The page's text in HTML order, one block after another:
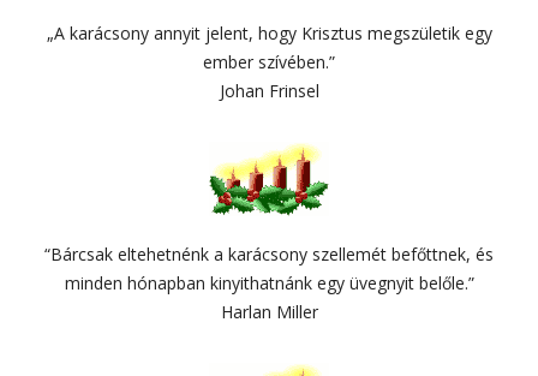
„A karácsony annyit jelent, hogy Krisztus megszületik egy
ember szívében.”
Johan Frinsel
“Bárcsak eltehetnénk a karácsony szellemét befőttnek, és
minden hónapban kinyithatnánk egy üvegnyit belőle.”
Harlan Miller